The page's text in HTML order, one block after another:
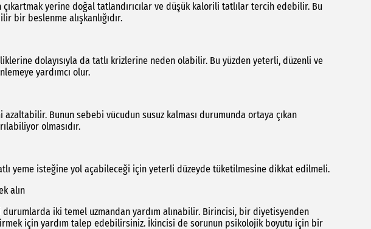
çıkartmak yerine doğal tatlandırıcılar ve düşük kalorili tatlılar tercih edebilir. Bu
bir beslenme alışkanlığıdır.
dolayısıyla da tatlı krizlerine neden olabilir. Bu yüzden yeterli, düzenli ve
yardımcı olur.
Bunun sebebi vücudun susuz kalması durumunda ortaya çıkan
olmasıdır.
yeme isteğine yol açabileceği için yeterli düzeyde tüketilmesine dikkat edilmeli.
alın
iki temel uzmandan yardım alınabilir. Birincisi, bir diyetisyenden
için yardım talep edebilirsiniz. İkincisi de sorunun psikolojik boyutu için bir